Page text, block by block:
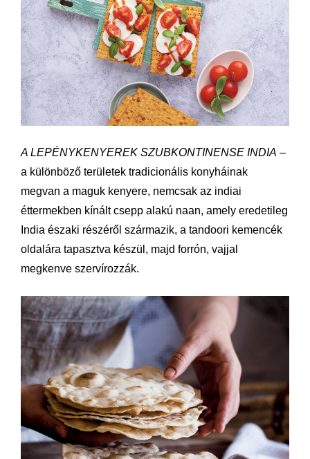
A LEPÉNYKENYEREK SZUBKONTINENSE INDIA –
a különböző területek tradicionális konyháinak
megvan a maguk kenyere, nemcsak az indiai
éttermekben kínált csepp alakú naan, amely eredetileg
India északi részéről származik, a tandoori kemencék
oldalára tapasztva készül, majd forrón, vajjal
megkenve szervírozzák.